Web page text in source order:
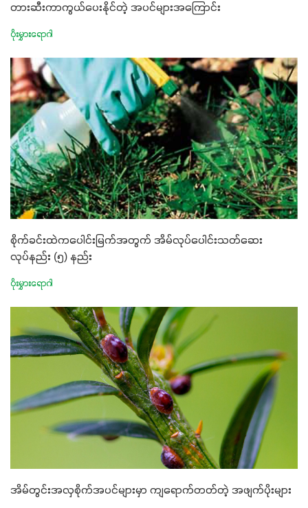
တားဆီးကာကွယ်ပေးနိုင်တဲ့ အပင်များအကြောင်း
ပိုးမွှားရောဂါ
စိုက်ခင်းထဲကပေါင်းမြက်အတွက် အိမ်လုပ်ပေါင်းသတ်ဆေး
လုပ်နည်း (၅) နည်း
ပိုးမွှားရောဂါ
အိမ်တွင်းအလှစိုက်အပင်များမှာ ကျရောက်တတ်တဲ့ အဖျက်ပိုးများ